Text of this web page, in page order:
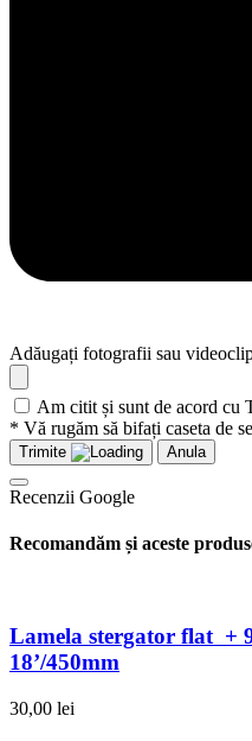
Adăugați fotografii sau
Am citit și sunt de acord cu
* Vă rugăm să bifați caseta de
Trimite Anula
Recenzii Google
Recomandăm și aceste
Lamela stergator flat +
18’/450mm
30,00 lei